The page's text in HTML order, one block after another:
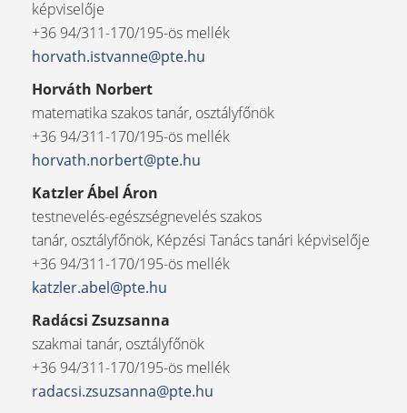
képviselője
+36 94/311-170/195-ös mellék
horvath.istvanne@pte.hu
Horváth Norbert
matematika szakos tanár, osztályfőnök
+36 94/311-170/195-ös mellék
horvath.norbert@pte.hu
Katzler Ábel Áron
testnevelés-egészségnevelés szakos
tanár, osztályfőnök, Képzési Tanács tanári képviselője
+36 94/311-170/195-ös mellék
katzler.abel@pte.hu
Radácsi Zsuzsanna
szakmai tanár, osztályfőnök
+36 94/311-170/195-ös mellék
radacsi.zsuzsanna@pte.hu